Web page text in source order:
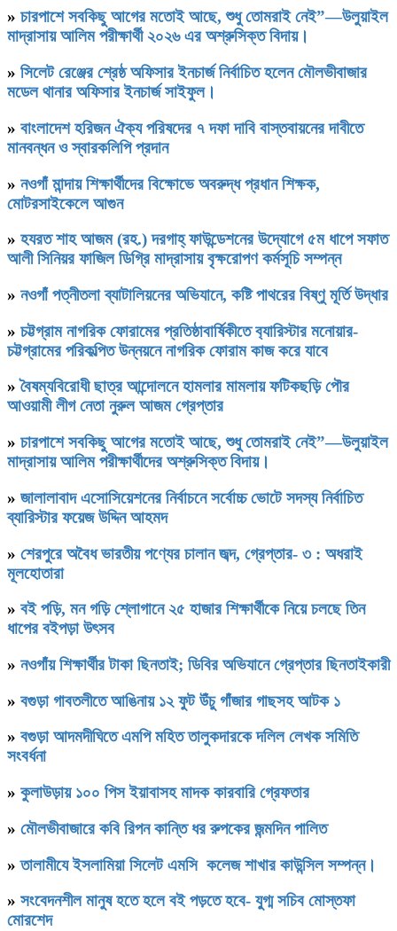
» চারপাশে সবকিছু আগের মতোই আছে, শুধু তোমরাই নেই”—উলুয়াইল
মাদ্রাসায় আলিম পরীক্ষার্থী ২০২৬ এর অশ্রুসিক্ত বিদায়।
» সিলেট রেঞ্জের শ্রেষ্ঠ অফিসার ইনচার্জ নির্বাচিত হলেন মৌলভীবাজার
মডেল থানার অফিসার ইনচার্জ সাইফুল।
» বাংলাদেশ হরিজন ঐক্য পরিষদের ৭ দফা দাবি বাস্তবায়নের দাবীতে
মানবন্ধন ও স্বারকলিপি প্রদান
» নওগাঁ মান্দায় শিক্ষার্থীদের বিক্ষোভে অবরুদ্ধ প্রধান শিক্ষক,
মোটরসাইকেলে আগুন
» হযরত শাহ আজম (রহ.) দরগাহ্ ফাউন্ডেশনের উদ্যোগে ৫ম ধাপে সফাত
আলী সিনিয়র ফাজিল ডিগ্রি মাদ্রাসায় বৃক্ষরোপণ কর্মসূচি সম্পন্ন
» নওগাঁ পত্নীতলা ব্যাটালিয়নের অভিযানে, কষ্টি পাথরের বিষ্ণু মূর্তি উদ্ধার
» চট্টগ্রাম নাগরিক ফোরামের প্রতিষ্ঠাবার্ষিকীতে ব‍্যারিস্টার মনোয়ার-
চট্টগ্রামের পরিকল্পিত উন্নয়নে নাগরিক ফোরাম কাজ করে যাবে
»বৈষম্যবিরোধী ছাত্র আন্দোলনে হামলার মামলায় ফটিকছড়ি পৌর
আওয়ামী লীগ নেতা নুরুল আজম গ্রেপ্তার
» চারপাশে সবকিছু আগের মতোই আছে, শুধু তোমরাই নেই”—উলুয়াইল
মাদ্রাসায় আলিম পরীক্ষার্থীদের অশ্রুসিক্ত বিদায়।
» জালালাবাদ এসোসিয়েশনের নির্বাচনে সর্বোচ্চ ভোটে সদস্য নির্বাচিত
ব্যারিস্টার ফয়েজ উদ্দিন আহমদ
» শেরপুরে অবৈধ ভারতীয় পণ্যের চালান জব্দ, গ্রেপ্তার- ৩ : অধরাই
মূলহোতারা
» বই পড়ি, মন গড়ি শ্লোগানে ২৫ হাজার শিক্ষার্থীকে নিয়ে চলছে তিন
ধাপের বইপড়া উৎসব
» নওগাঁয় শিক্ষার্থীর টাকা ছিনতাই; ডিবির অভিযানে গ্রেপ্তার ছিনতাইকারী
» বগুড়া গাবতলীতে আঙিনায় ১২ ফুট উঁচু গাঁজার গাছসহ আটক ১
» বগুড়া আদমদীঘিতে এমপি মহিত তালুকদারকে দলিল লেখক সমিতি
সংবর্ধনা
» কুলাউড়ায় ১০০ পিস ইয়াবাসহ মাদক কারবারি গ্রেফতার
» মৌলভীবাজারে কবি রিপন কান্তি ধর রুপকের জন্মদিন পালিত
»তালামীযে ইসলামিয়া সিলেট এমসি কলেজ শাখার কাউন্সিল সম্পন্ন।
» সংবেদনশীল মানুষ হতে হলে বই পড়তে হবে- যু্গ্ম সচিব মোস্তফা
মোরশেদ